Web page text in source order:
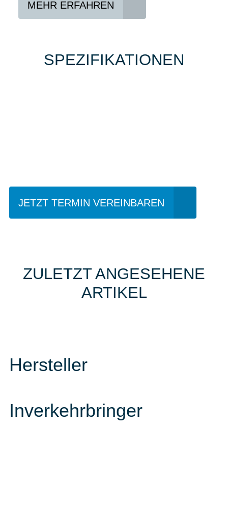
MEHR ERFAHREN
SPEZIFIKATIONEN
JETZT TERMIN VEREINBAREN
ZULETZT ANGESEHENE
ARTIKEL
Hersteller
Inverkehrbringer